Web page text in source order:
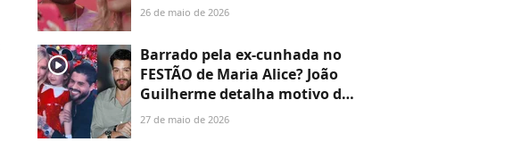
com 295 milhões de
no Spotify volta atrair fãs:
'Não paro de ouvir'
26 de maio de 2026
player2
Barrado pela ex-cunhada no
FESTÃO de Maria Alice? João
Guilherme detalha motivo da
ausência no aniversário da
27 de maio de 2026